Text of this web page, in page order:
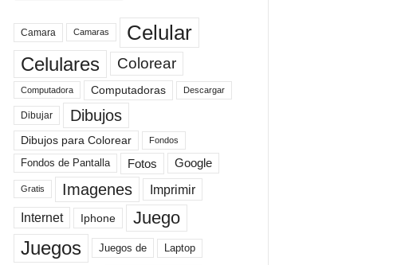
Camara Camaras Celular
Celulares Colorear
Computadora Computadoras Descargar
Dibujar Dibujos
Dibujos para Colorear Fondos
Fondos de Pantalla Fotos Google
Gratis Imagenes Imprimir
Internet Iphone Juego
Juegos Juegos de Laptop